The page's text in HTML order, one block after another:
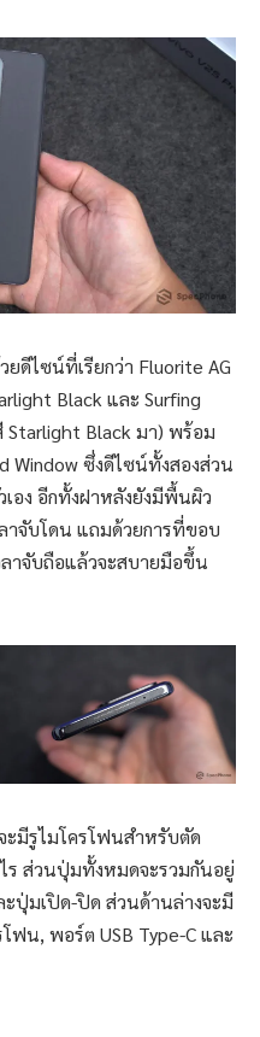
ดีไซน์ที่เรียกว่า Fluorite AG
Black และ Surfing
Starlight Black มา) พร้อม
Window ซึ่งดีไซน์ทั้งสองส่วน
อง อีกทั้งฝาหลังยังมีพื้นผิว
าจับโดน แถมด้วยการที่ขอบ
าจับถือแล้วจะสบายมือขึ้น
มีรูไมโครโฟนสำหรับตัด
ร ส่วนปุ่มทั้งหมดจะรวมกันอยู่
ปุ่มเปิด-ปิด ส่วนด้านล่างจะมี
ฟน, พอร์ต USB Type-C และ